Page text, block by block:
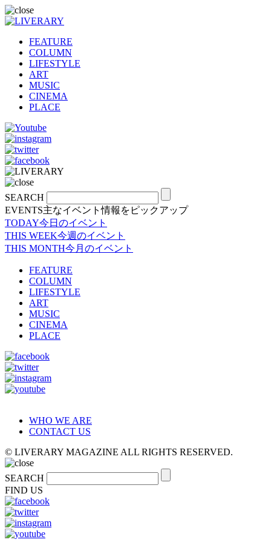
FEATURE
COLUMN
LIFESTYLE
ART
MUSIC
CINEMA
PLACE
SEARCH
EVENTS主なイベント情報をピックアップ
TODAY今日のイベント
THIS WEEK今週のイベント
THIS MONTH今月のイベント
FEATURE
COLUMN
LIFESTYLE
ART
MUSIC
CINEMA
PLACE
WHO WE ARE
CONTACT US
© LIVERARY MAGAZINE ALL RIGHTS RESERVED.
SEARCH
FIND US